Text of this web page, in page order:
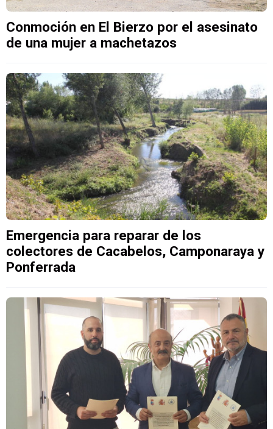
Conmoción en El Bierzo por el asesinato
de una mujer a machetazos
Emergencia para reparar de los
colectores de Cacabelos, Camponaraya y
Ponferrada